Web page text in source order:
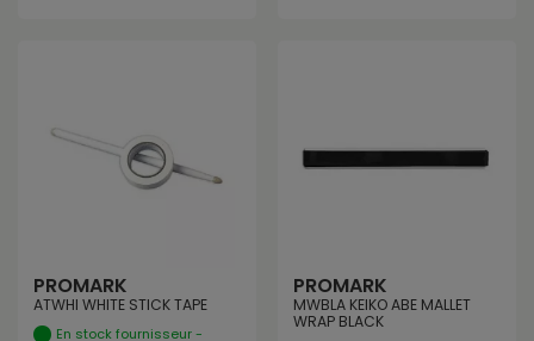
PROMARK
ATWHI WHITE STICK TAPE
En stock fournisseur -
PROMARK
MWBLA KEIKO ABE MALLET
WRAP BLACK